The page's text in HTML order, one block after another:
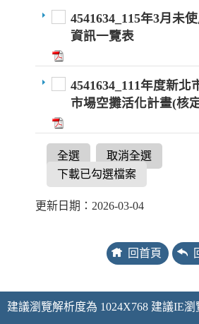
4541634_115年3月未
資訊一覽表
4541634_111年度新北
市場空攤活化計畫(核
全選
取消全選
下載已勾選檔案
更新日期：2026-03-04
回首頁
建議瀏覽解析度為 1024X768 建議IE